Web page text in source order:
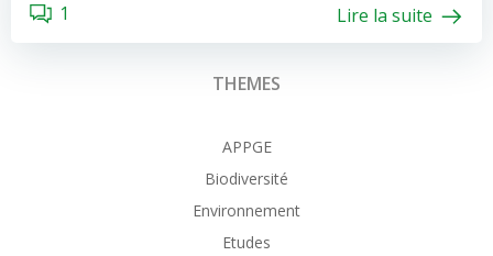
1 Lire la suite
THEMES
APPGE
Biodiversité
Environnement
Etudes